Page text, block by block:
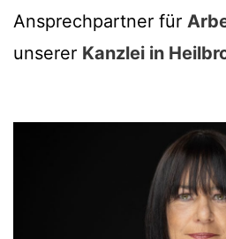
Ansprechpartner für
unserer Kanzlei in